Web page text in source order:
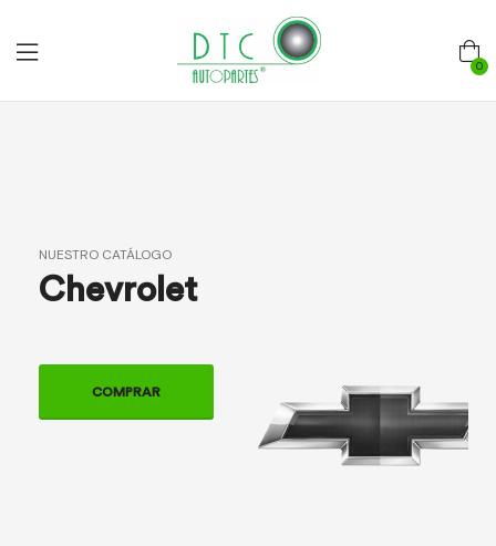
0
NUESTRO CATÁLOGO
Chevrolet
COMPRAR